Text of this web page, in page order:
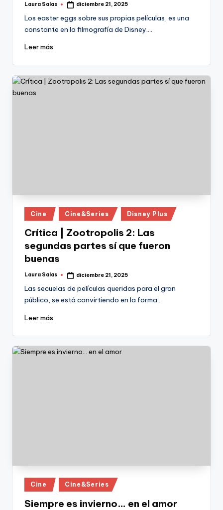
Publicado
Laura Salas diciembre 21, 2025
Los easter eggs sobre sus propias películas, es una
constante en la filmografía de Disney.…
Leer más
Publicado
en
Cine Cine&Series Disney Plus
Crítica | Zootropolis 2: Las
segundas partes sí que fueron
buenas
Publicado
Laura Salas diciembre 21, 2025
Las secuelas de películas queridas para el gran
público, se está convirtiendo en la forma…
Leer más
Publicado
en
Cine Cine&Series
Siempre es invierno… en el amor